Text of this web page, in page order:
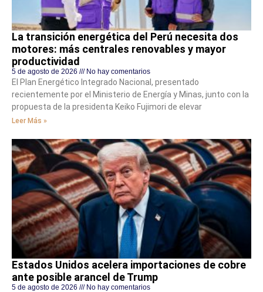
La transición energética del Perú necesita dos
motores: más centrales renovables y mayor
productividad
5 de agosto de 2026 No hay comentarios
El Plan Energético Integrado Nacional, presentado
recientemente por el Ministerio de Energía y Minas, junto con la
propuesta de la presidenta Keiko Fujimori de elevar
Leer Más »
Estados Unidos acelera importaciones de cobre
ante posible arancel de Trump
5 de agosto de 2026 No hay comentarios